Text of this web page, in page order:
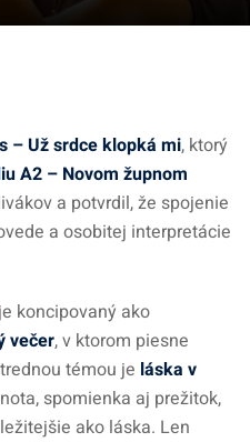
– Už srdce klopká mi, ktorý
A2 – Novom župnom
a potvrdil, že spojenie
a osobitej interpretácie
je koncipovaný ako
večer, v ktorom piesne
témou je láska v
spomienka aj prežitok,
ako láska. Len